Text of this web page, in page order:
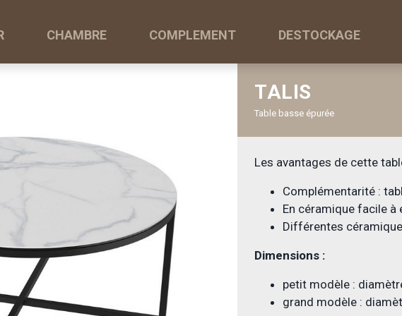
CHAMBRE COMPLEMENT DESTOCKAGE
TALIS
Table basse épurée
Les avantages de cette
Complémentarité :
En céramique facile à
Différentes
Dimensions :
petit modèle :
grand modèle :